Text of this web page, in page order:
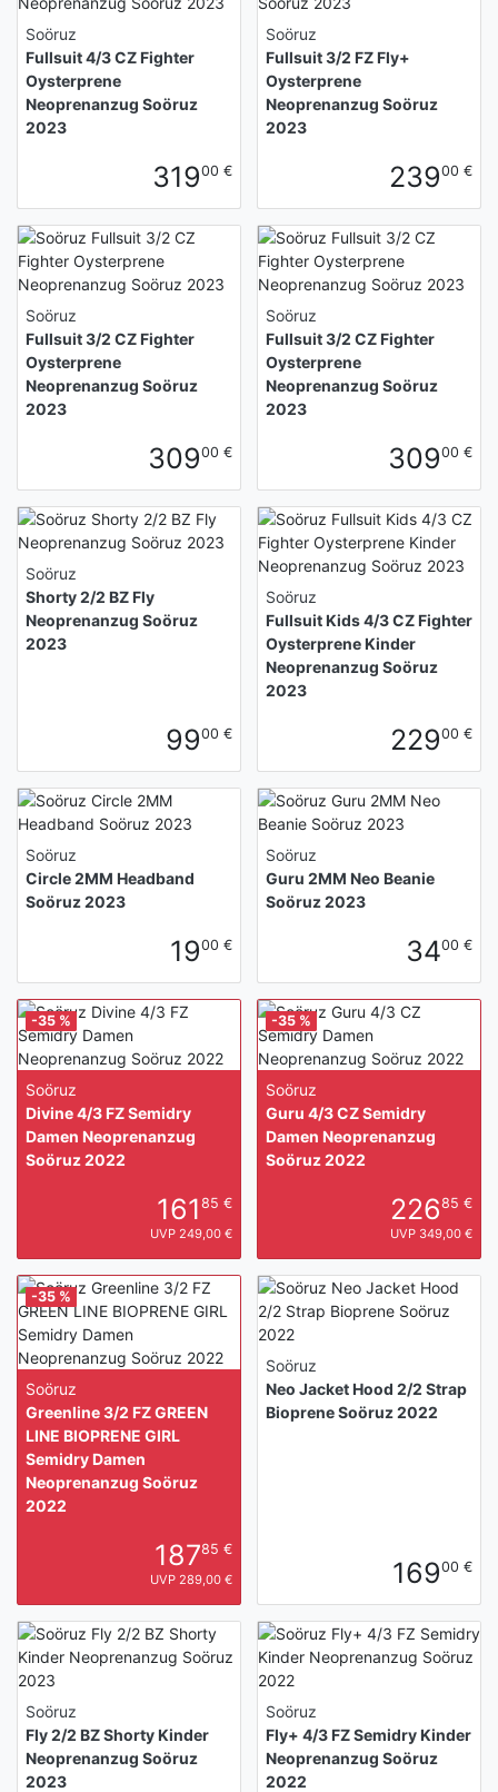
Soöruz
Fullsuit 4/3 CZ Fighter
Oysterprene
Neoprenanzug Soöruz
2023
31900 €
Soöruz
Fullsuit 3/2 FZ Fly+
Oysterprene
Neoprenanzug Soöruz
2023
23900 €
Soöruz
Fullsuit 3/2 CZ Fighter
Oysterprene
Neoprenanzug Soöruz
2023
30900 €
Soöruz
Fullsuit 3/2 CZ Fighter
Oysterprene
Neoprenanzug Soöruz
2023
30900 €
Soöruz
Shorty 2/2 BZ Fly
Neoprenanzug Soöruz
2023
9900 €
Soöruz
Fullsuit Kids 4/3 CZ Fighter
Oysterprene Kinder
Neoprenanzug Soöruz
2023
22900 €
Soöruz
Circle 2MM Headband
Soöruz 2023
1900 €
Soöruz
Guru 2MM Neo Beanie
Soöruz 2023
3400 €
Soöruz
Divine 4/3 FZ Semidry
Damen Neoprenanzug
Soöruz 2022
161 85 €
UVP 249,00 €
-35 %
Soöruz
Guru 4/3 CZ Semidry
Damen Neoprenanzug
Soöruz 2022
22685 €
UVP 349,00 €
-35 %
Soöruz
Greenline 3/2 FZ GREEN
LINE BIOPRENE GIRL
Semidry Damen
Neoprenanzug Soöruz
2022
18785 €
UVP 289,00 €
-35 %
Soöruz
Neo Jacket Hood 2/2 Strap
Bioprene Soöruz 2022
16900 €
Soöruz
Fly 2/2 BZ Shorty Kinder
Neoprenanzug Soöruz
2023
Soöruz
Fly+ 4/3 FZ Semidry Kinder
Neoprenanzug Soöruz
2022